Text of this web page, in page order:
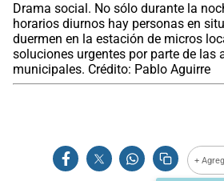
Drama social. No sólo durante la
horarios diurnos hay personas en
duermen en la estación de micros
soluciones urgentes por parte de las
municipales. Crédito: Pablo Aguirre
+